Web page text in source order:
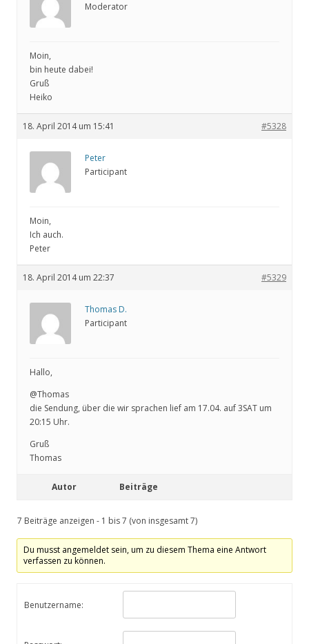
Moderator
Moin,
bin heute dabei!
Gruß
Heiko
18. April 2014 um 15:41 #5328
Peter
Participant
Moin,
Ich auch.
Peter
18. April 2014 um 22:37 #5329
Thomas D.
Participant
Hallo,
@Thomas
die Sendung, über die wir sprachen lief am 17.04. auf 3SAT um
20:15 Uhr.
Gruß
Thomas
Autor Beiträge
7 Beiträge anzeigen - 1 bis 7 (von insgesamt 7)
Du musst angemeldet sein, um zu diesem Thema eine Antwort
verfassen zu können.
Benutzername: